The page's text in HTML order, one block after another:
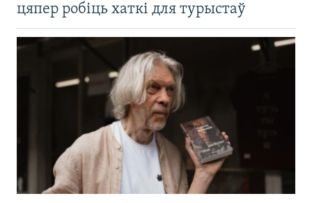
цяпер робіць хаткі для турыстаў